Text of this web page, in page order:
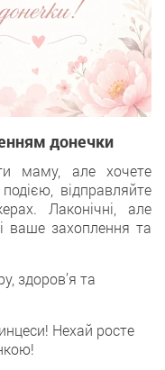
донечки
маму, але хочете
відправляйте
Лаконічні, але
ваше захоплення та
здоров’я та
Нехай росте